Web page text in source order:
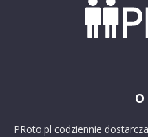
O
PRoto.pl codziennie